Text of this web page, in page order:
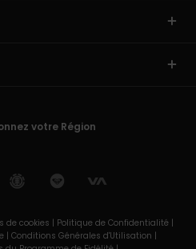
votre Région
de cookies | Politique de Confidentialité |
| Conditions Générales d'Utilisation |